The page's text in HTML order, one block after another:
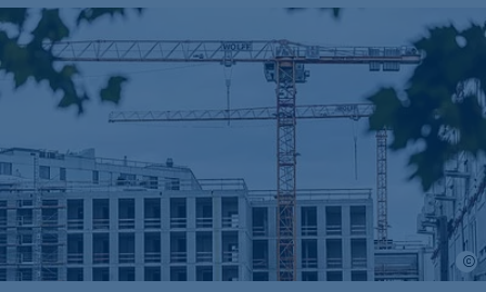
Name:
et_oi_v2
Anbieter:
etracker GmbH
Zweck:
Cookie Erkennung
Cookie Laufzeit:
2 Jahre
Berliner Immobilienmarkt 2025: Mehr Verkäufe und stabile